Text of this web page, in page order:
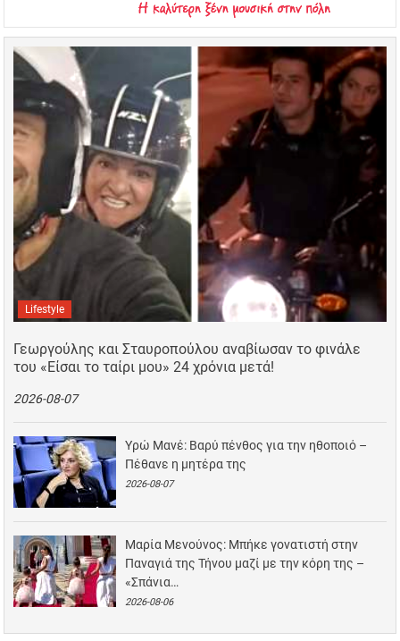
Lifestyle
Γεωργούλης και Σταυροπούλου αναβίωσαν το φινάλε
του «Είσαι το ταίρι μου» 24 χρόνια μετά!
2026-08-07
Υρώ Μανέ: Βαρύ πένθος για την ηθοποιό –
Πέθανε η μητέρα της
2026-08-07
Μαρία Μενούνος: Μπήκε γονατιστή στην
Παναγιά της Τήνου μαζί με την κόρη της –
«Σπάνια…
2026-08-06